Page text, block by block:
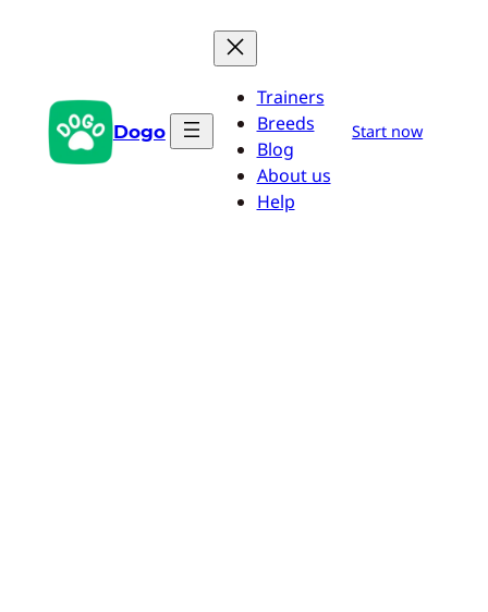
Dogo
Trainers
Breeds
Blog
About us
Help
Start now